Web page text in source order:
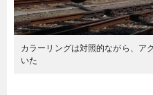
カラーリングは対照的ながら、ア
いた